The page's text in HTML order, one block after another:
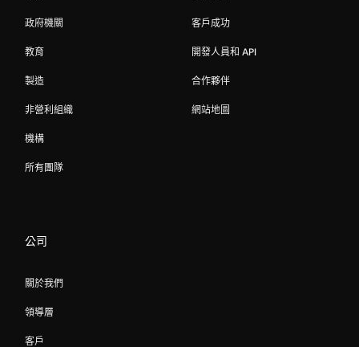
政府機關
教育
製造
非營利組織
機構
所有團隊
客戶成功
開發人員和 API
合作夥伴
網站地圖
公司
關於我們
領導層
客戶